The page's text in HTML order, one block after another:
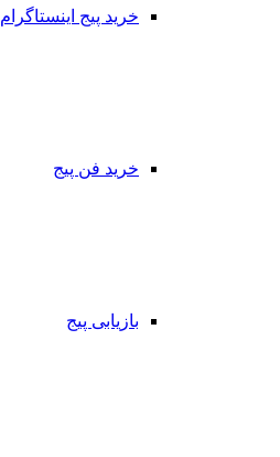
خرید پیج اینستاگرام
خرید فن پیج
بازیابی پیج